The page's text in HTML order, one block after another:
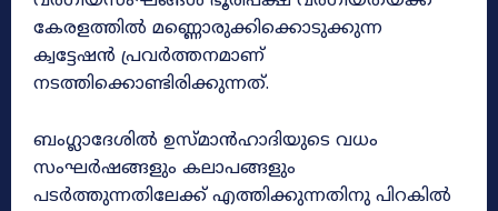
കേരളത്തിൽ മണ്ണൊരുക്കിക്കൊടുക്കുന്ന
ക്വട്ടേഷൻ പ്രവർത്തനമാണ്
നടത്തിക്കൊണ്ടിരിക്കുന്നത്.
ബംഗ്ലാദേശിൽ ഉസ്മാൻഹാദിയുടെ വധം
സംഘർഷങ്ങളും കലാപങ്ങളും
പടർത്തുന്നതിലേക്ക് എത്തിക്കുന്നതിനു പിറകിൽ